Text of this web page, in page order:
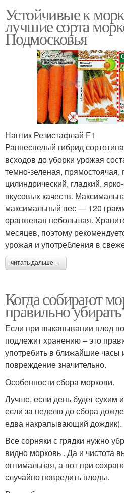
Устойчивые к
лучшие сорта
Подмосковья
Нантик Резистафлай F1
Раннеспелый гибрид
всходов до уборки урожая
темно-зеленая, прямостоячая,
цилиндрический, гладкий,
вкусовых качеств.
максимальный вес — 120
оранжевая небольшая.
месяцев, поэтому
урожая и употребления в
читать дальше →
Когда собирают
правильно
Если при выкапывании плод
подлежит хранению – это
употребить в ближайшие часы
повреждение значительно.
Особенности сбора моркови.
Лучше, если день будет
если за неделю до сбора
едва накрапывающий дождик).
Все сорняки с грядки нужно
видно морковь . Да и чистота
оптимальная, а вот при
случайно повредить плоды.